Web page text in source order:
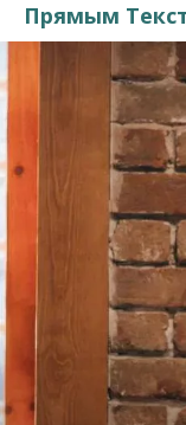
Прямым